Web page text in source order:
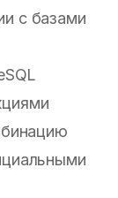
с базами